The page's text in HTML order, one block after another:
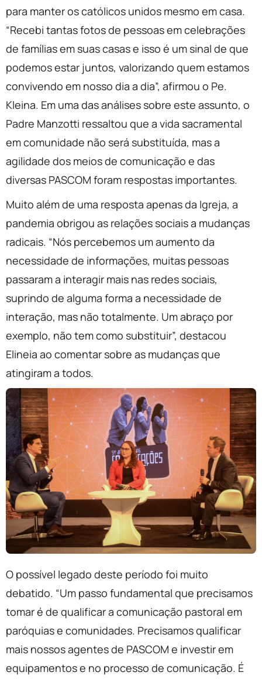
para manter os católicos unidos mesmo em casa.
“Recebi tantas fotos de pessoas em celebrações
de famílias em suas casas e isso é um sinal de que
podemos estar juntos, valorizando quem estamos
convivendo em nosso dia a dia”, afirmou o Pe.
Kleina. Em uma das análises sobre este assunto, o
Padre Manzotti ressaltou que a vida sacramental
em comunidade não será substituída, mas a
agilidade dos meios de comunicação e das
diversas PASCOM foram respostas importantes.
Muito além de uma resposta apenas da Igreja, a
pandemia obrigou as relações sociais a mudanças
radicais. “Nós percebemos um aumento da
necessidade de informações, muitas pessoas
passaram a interagir mais nas redes sociais,
suprindo de alguma forma a necessidade de
interação, mas não totalmente. Um abraço por
exemplo, não tem como substituir”, destacou
Elineia ao comentar sobre as mudanças que
atingiram a todos.
O possível legado deste período foi muito
debatido. “Um passo fundamental que precisamos
tomar é de qualificar a comunicação pastoral em
paróquias e comunidades. Precisamos qualificar
mais nossos agentes de PASCOM e investir em
equipamentos e no processo de comunicação. É